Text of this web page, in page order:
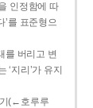
인정함에 따
’를 표준형으
를 버리고 변
‘지리’가 유지
(←호루루